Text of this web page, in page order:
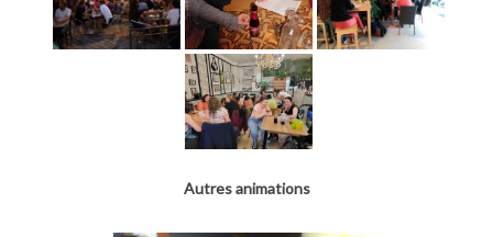
Autres animations